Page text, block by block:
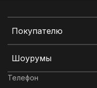
Покупателю
Шоурумы
Телефон